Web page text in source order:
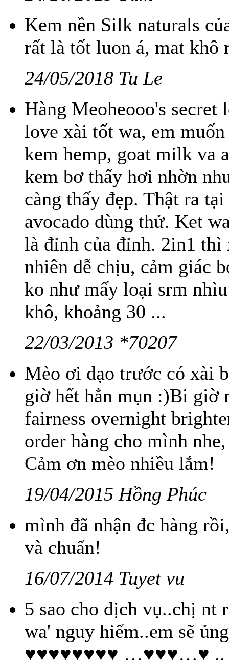
Kem nền Silk naturals
rất là tốt luon á, mat khô
24/05/2018 Tu Le
Hàng Meoheooo's
love xài tốt wa, em
kem hemp, goat milk va
kem bơ thấy hơi nhờn
càng thấy đẹp. Thật ra
avocado dùng thử. Ket
là đỉnh của đỉnh. 2in1
nhiên dễ chịu, cảm giác
ko như mấy loại srm
khô, khoảng 30 ...
22/03/2013 *70207
Mèo ơi dạo trước có xài
giờ hết hẳn mụn :)Bi giờ
fairness overnight
order hàng cho mình
Cảm ơn mèo nhiều lắm!
19/04/2015 Hồng Phúc
mình đã nhận đc hàng
và chuẩn!
16/07/2014 Tuyet vu
5 sao cho dịch vụ..chị nt
wa' nguy hiểm..em sẽ
♥♥♥♥♥♥♥♥